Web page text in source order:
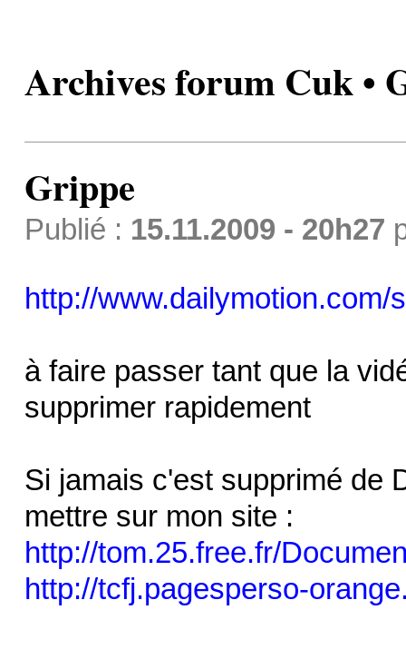
Archives forum Cuk •
Grippe
Publié : 15.11.2009 - 20h27
http://www.dailymotion.com/
à faire passer tant que la
supprimer rapidement
Si jamais c'est supprimé de
mettre sur mon site :
http://tom.25.free.fr/
http://tcfj.pagesperso-